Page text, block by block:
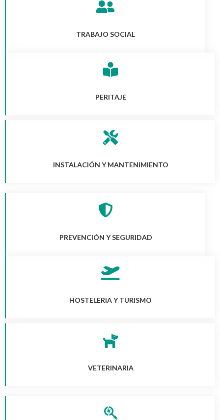
TRABAJO SOCIAL
PERITAJE
INSTALACIÓN Y MANTENIMIENTO
PREVENCIÓN Y SEGURIDAD
HOSTELERIA Y TURISMO
VETERINARIA